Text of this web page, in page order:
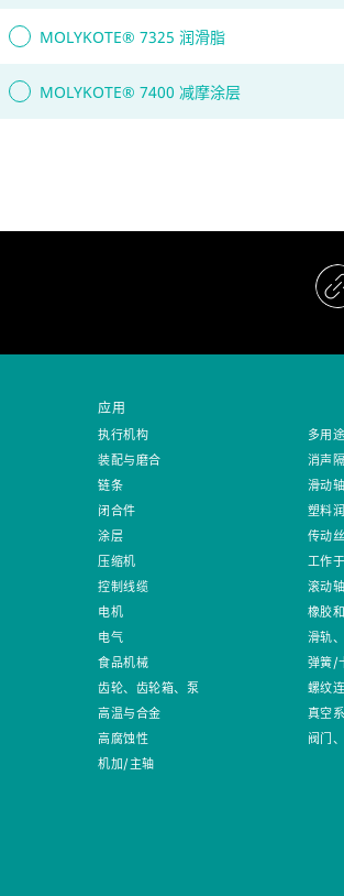
MOLYKOTE® 7325 润滑脂
MOLYKOTE® 7400 减摩涂层
应用
执行机构
装配与磨合
链条
闭合件
涂层
压缩机
控制线缆
电机
电气
食品机械
齿轮、齿轮箱、泵
高温与合金
高腐蚀性
机加/主轴
多用
消声
滑动
塑料
传动
工作
滚动
橡胶
滑轨
弹簧/
螺纹
真空
阀门